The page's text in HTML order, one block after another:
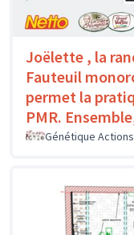
Joëlette , la
Fauteuil
permet la
PMR.
Génétique Actions